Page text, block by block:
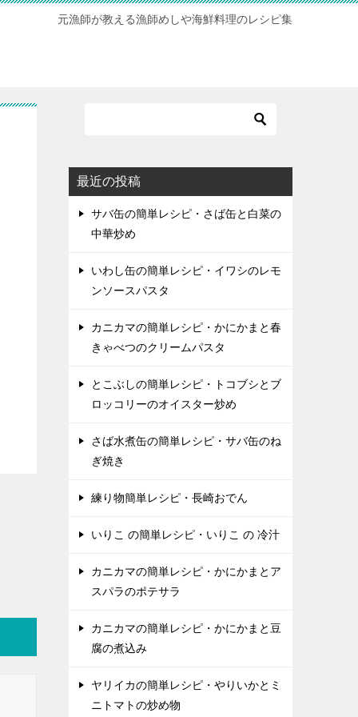
元漁師が教える漁師めしや海鮮料理のレシピ集
最近の投稿
サバ缶の簡単レシピ・さば缶と白菜の
中華炒め
いわし缶の簡単レシピ・イワシのレモ
ンソースパスタ
カニカマの簡単レシピ・かにかまと春
きゃべつのクリームパスタ
とこぶしの簡単レシピ・トコブシとブ
ロッコリーのオイスター炒め
さば水煮缶の簡単レシピ・サバ缶のね
ぎ焼き
練り物簡単レシピ・長崎おでん
いりこ の簡単レシピ・いりこ の 冷汁
カニカマの簡単レシピ・かにかまとア
スパラのポテサラ
カニカマの簡単レシピ・かにかまと豆
腐の煮込み
ヤリイカの簡単レシピ・やりいかとミ
ニトマトの炒め物